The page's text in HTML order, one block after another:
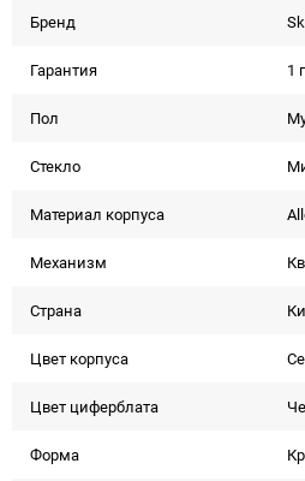
Бренд
Гарантия 1
Пол
Стекло
Материал корпуса
Механизм
Страна
Цвет корпуса
Цвет циферблата
Форма